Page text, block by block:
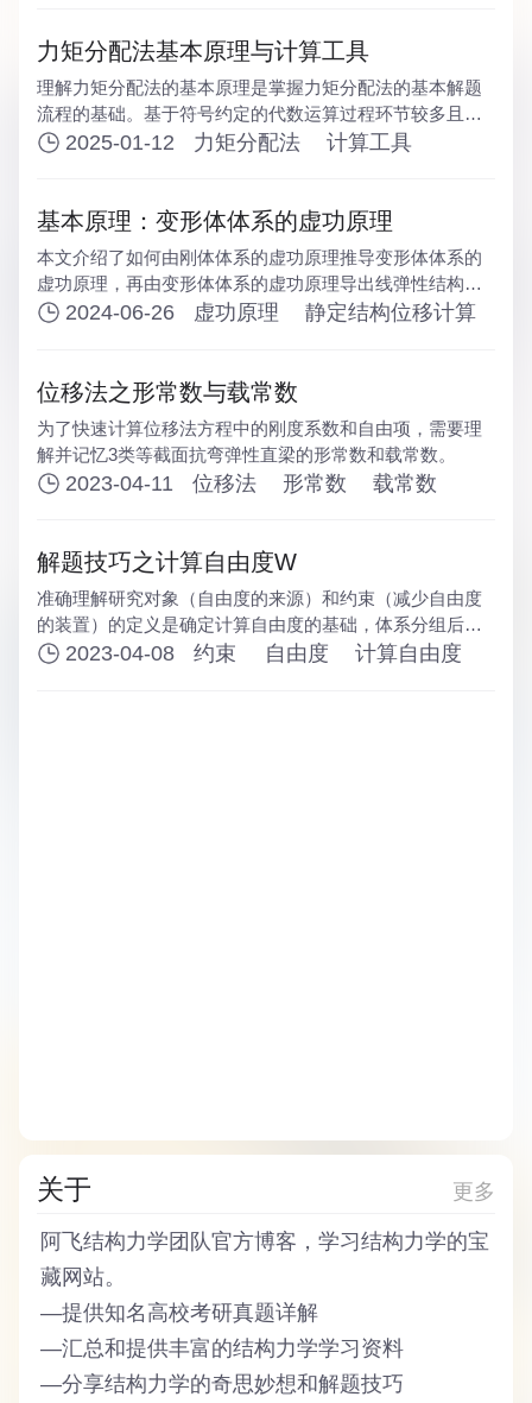
力矩分配法基本原理与计算工具
理解力矩分配法的基本原理是掌握力矩分配法的基本解题
流程的基础。基于符号约定的代数运算过程环节较多且不
直观，容易出错，需要同学们加强训练和总结。
2025-01-12 力矩分配法 计算工具
基本原理：变形体体系的虚功原理
本文介绍了如何由刚体体系的虚功原理推导变形体体系的
虚功原理，再由变形体体系的虚功原理导出线弹性结构位
移计算方法——单位荷载法。
2024-06-26 虚功原理 静定结构位移计算
位移法之形常数与载常数
为了快速计算位移法方程中的刚度系数和自由项，需要理
解并记忆3类等截面抗弯弹性直梁的形常数和载常数。
2023-04-11 位移法 形常数 载常数
解题技巧之计算自由度W
准确理解研究对象（自由度的来源）和约束（减少自由度
的装置）的定义是确定计算自由度的基础，体系分组后需
要判断约束组的约束是否满足约束定义；采用“研究对象拆
2023-04-08 约束 自由度 计算自由度
关于 更多
阿飞结构力学团队官方博客，学习结构力学的宝
藏网站。
—提供知名高校考研真题详解
—汇总和提供丰富的结构力学学习资料
—分享结构力学的奇思妙想和解题技巧